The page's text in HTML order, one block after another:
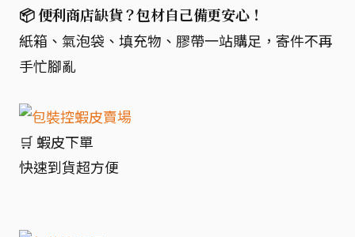
📦 便利商店缺貨？包材自己備更安心！
紙箱、氣泡袋、填充物、膠帶一站購足，寄件不再
手忙腳亂
🛒 蝦皮下單
快速到貨超方便